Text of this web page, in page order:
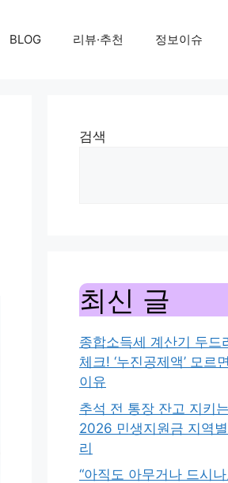
BLOG 리뷰·추천 정보이슈
검색
최신 글
종합소득세 계산기 두드
체크! ‘누진공제액’ 모르
이유
추석 전 통장 잔고 지키
2026 민생지원금 지역
리
“아직도 아무거나 드시